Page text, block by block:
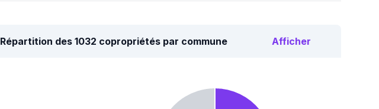
Répartition des 1032 copropriétés par commune Afficher